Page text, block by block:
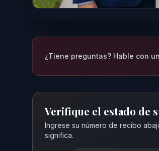
¿Tiene preguntas? Hable con
Verifique el estado de
Ingrese su número de recibo
significa.